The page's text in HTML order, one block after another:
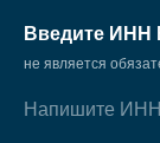
Введите ИНН
не является